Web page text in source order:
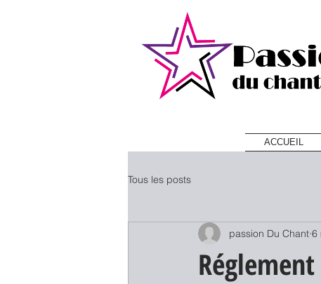
ACCUEIL
Tous les posts
passion Du Chant 6